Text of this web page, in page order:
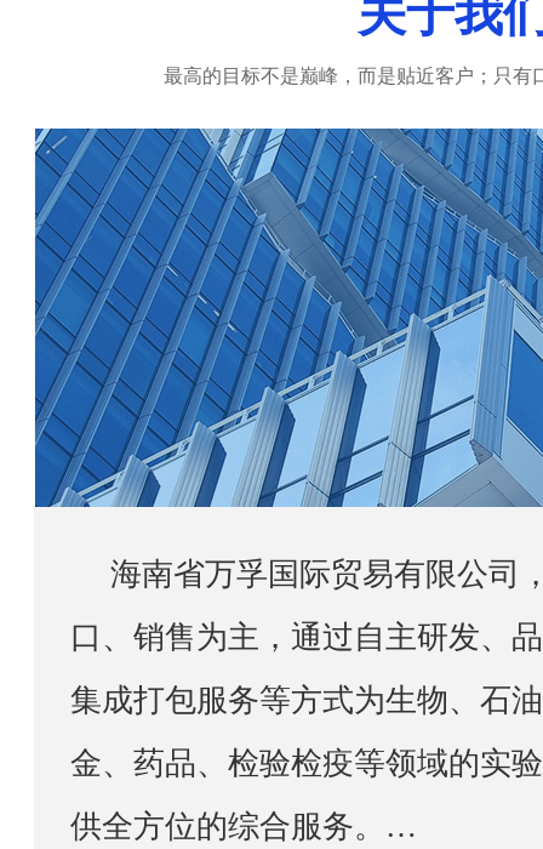
关于我
最高的目标不是巅峰，而是贴近客户；只有
口、销售为主，通过自主研发、
集成打包服务等方式为生物、石
金、药品、检验检疫等领域的实
供全方位的综合服务。